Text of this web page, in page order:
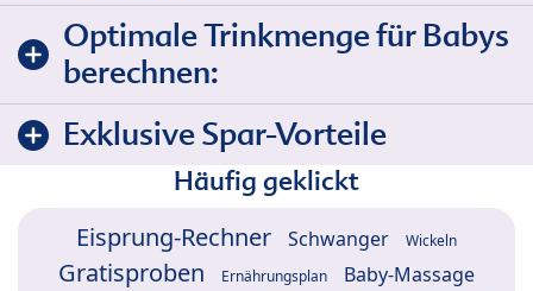
Optimale Trinkmenge für Babys
berechnen:
Exklusive Spar-Vorteile
Häufig geklickt
Eisprung-Rechner Schwanger Wickeln
Gratisproben Ernährungsplan Baby-Massage